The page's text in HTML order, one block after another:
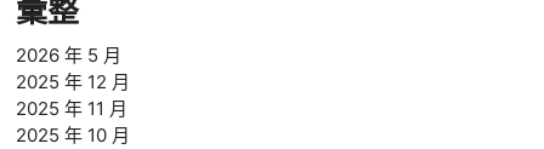
彙整
2026 年 5 月
2025 年 12 月
2025 年 11 月
2025 年 10 月